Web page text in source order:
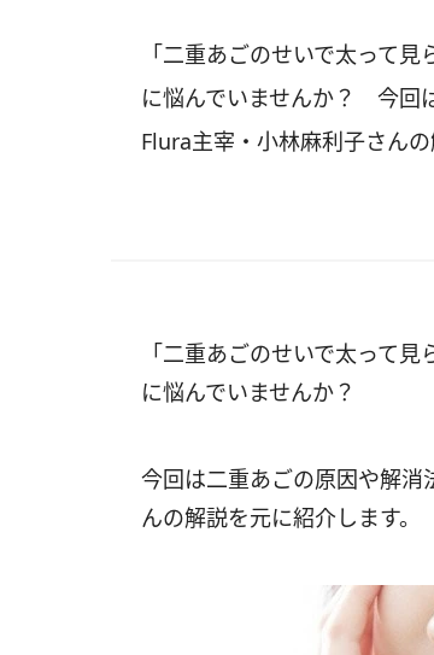
「二重あごのせいで太って
に悩んでいませんか？ 今回
Flura主宰・小林麻利子さんの
「二重あごのせいで太って
に悩んでいませんか？
今回は二重あごの原因や解消
んの解説を元に紹介します。